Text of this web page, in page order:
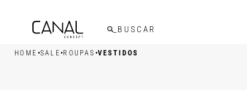
HOME •SALE•ROUPAS •VESTIDOS